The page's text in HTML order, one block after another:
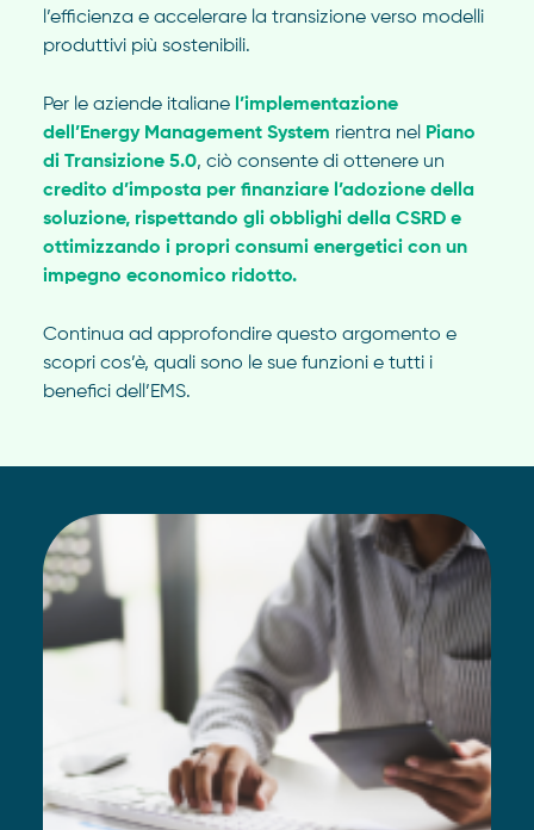
l’efficienza e accelerare la transizione verso modelli
produttivi più sostenibili.
Per le aziende italiane l’implementazione
dell’Energy Management System rientra nel
Piano
di Transizione 5.0, ciò consente di ottenere un
credito d’imposta per finanziare l’adozione della
soluzione, rispettando gli obblighi della CSRD e
ottimizzando i propri consumi energetici con un
impegno economico ridotto.
Continua ad approfondire questo argomento e
scopri cos’è, quali sono le sue funzioni e tutti i
benefici dell’EMS.